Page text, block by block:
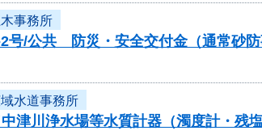
事務所
2号/公共 防災・安全交付金（通常砂
水道事務所
中津川浄水場等水質計器（濁度計・残